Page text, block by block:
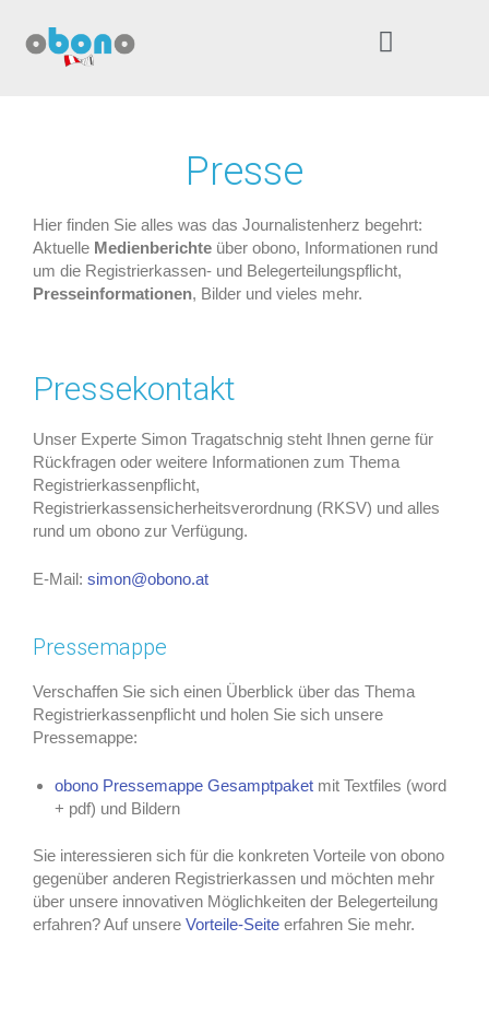
Presse
Hier finden Sie alles was das Journalistenherz begehrt:
Aktuelle Medienberichte über obono, Informationen rund
um die Registrierkassen- und Belegerteilungspflicht,
Presseinformationen, Bilder und vieles mehr.
Pressekontakt
Unser Experte Simon Tragatschnig steht Ihnen gerne für
Rückfragen oder weitere Informationen zum Thema
Registrierkassenpflicht,
Registrierkassensicherheitsverordnung (RKSV) und alles
rund um obono zur Verfügung.
E-Mail: simon@obono.at
Pressemappe
Verschaffen Sie sich einen Überblick über das Thema
Registrierkassenpflicht und holen Sie sich unsere
Pressemappe:
obono Pressemappe Gesamptpaket mit Textfiles (word
+ pdf) und Bildern
Sie interessieren sich für die konkreten Vorteile von obono
gegenüber anderen Registrierkassen und möchten mehr
über unsere innovativen Möglichkeiten der Belegerteilung
erfahren? Auf unsere Vorteile-Seite erfahren Sie mehr.